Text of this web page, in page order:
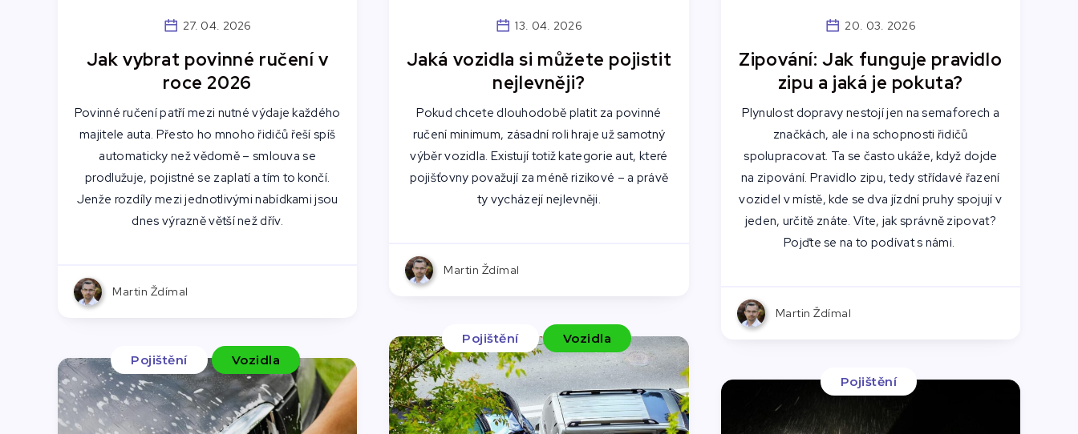
27. 04. 2026
Jak vybrat povinné ručení v
roce 2026
Povinné ručení patří mezi nutné výdaje každého
majitele auta. Přesto ho mnoho řidičů řeší spíš
automaticky než vědomě – smlouva se
prodlužuje, pojistné se zaplatí a tím to končí.
Jenže rozdíly mezi jednotlivými nabídkami jsou
dnes výrazně větší než dřív.
Martin Ždímal
13. 04. 2026
Jaká vozidla si můžete pojistit
nejlevněji?
Pokud chcete dlouhodobě platit za povinné
ručení minimum, zásadní roli hraje už samotný
výběr vozidla. Existují totiž kategorie aut, které
pojišťovny považují za méně rizikové – a právě
ty vycházejí nejlevněji.
Martin Ždímal
20. 03. 2026
Zipování: Jak funguje pravidlo
zipu a jaká je pokuta?
Plynulost dopravy nestojí jen na semaforech a
značkách, ale i na schopnosti řidičů
spolupracovat. Ta se často ukáže, když dojde
na zipování. Pravidlo zipu, tedy střídavé řazení
vozidel v místě, kde se dva jízdní pruhy spojují v
jeden, určitě znáte. Víte, jak správně zipovat?
Pojďte se na to podívat s námi.
Martin Ždímal
Pojištění Vozidla
Pojištění Vozidla
Pojištění